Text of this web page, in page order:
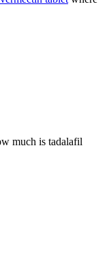
much is tadalafil